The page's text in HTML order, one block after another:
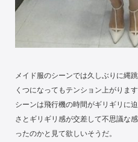
メイド服のシーンでは久しぶりに縄
くつになってもテンション上がりま
シーンは飛行機の時間がギリギリに
さとギリギリ感が交差して不思議な
ったのかと見て欲しいそうだ。